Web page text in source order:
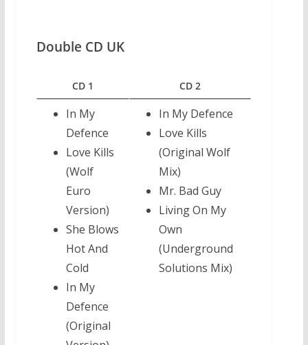
Double CD UK
CD 1 CD 2
In My
Defence
Love Kills
(Wolf
Euro
Version)
She Blows
Hot And
Cold
In My
Defence
(Original
In My Defence
Love Kills
(Original Wolf
Mix)
Mr. Bad Guy
Living On My
Own
(Underground
Solutions Mix)